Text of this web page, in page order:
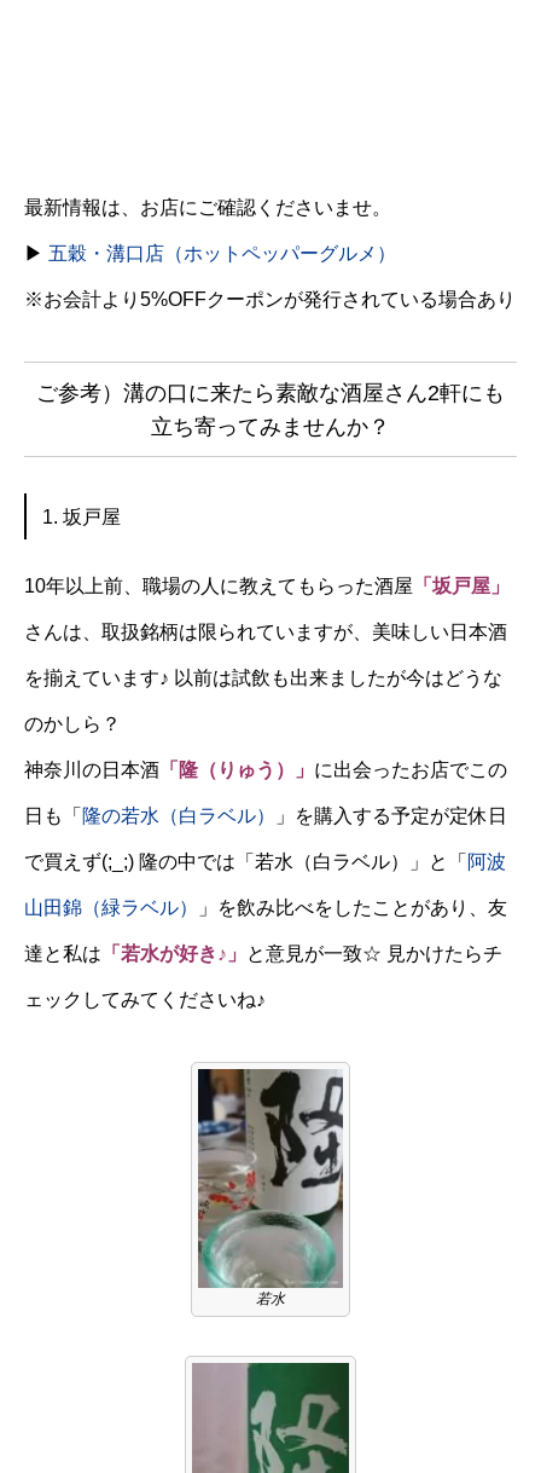
最新情報は、お店にご確認くださいませ。
▶ 五穀・溝口店（ホットペッパーグルメ）
※お会計より5%OFFクーポンが発行されている場合あり
ご参考）溝の口に来たら素敵な酒屋さん2軒にも
立ち寄ってみませんか？
1. 坂戸屋
10年以上前、職場の人に教えてもらった酒屋 「 坂戸屋 」
さんは、取扱銘柄は限られていますが、美味しい日本酒
を揃えています♪ 以前は試飲も出来ましたが今はどうな
のかしら？
神奈川の日本酒 「隆（りゅう）」 に出会ったお店でこの
日も「 隆の若水（白ラベル） 」を購入する予定が定休日
で買えず(;_;) 隆の中では「若水（白ラベル）」と「 阿波
山田錦（緑ラベル） 」を飲み比べをしたことがあり、友
達と私は 「若水が好き♪」 と意見が一致☆ 見かけたらチ
ェックしてみてくださいね♪
若水